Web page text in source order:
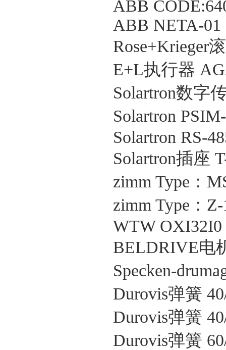
ABB
ABB NETA-01
Rose+Krieger
E+L执行器
Solartron数字
Solartron
Solartron RS-
Solartron插座
zimm Type：
zimm Type：
WTW OXI32I0
BELDRIVE电
Specken-
Durovis弹簧
Durovis弹簧
Durovis弹簧